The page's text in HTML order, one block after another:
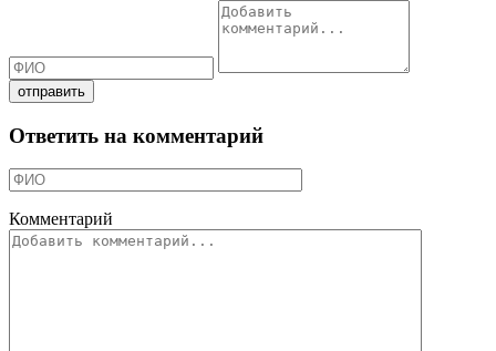
Ответить на комментарий
Комментарий